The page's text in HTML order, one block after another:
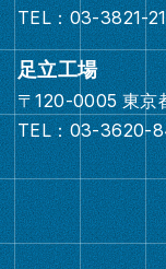
TEL：03-3821-
足立工場
〒120-0005 東京
TEL：03-3620-